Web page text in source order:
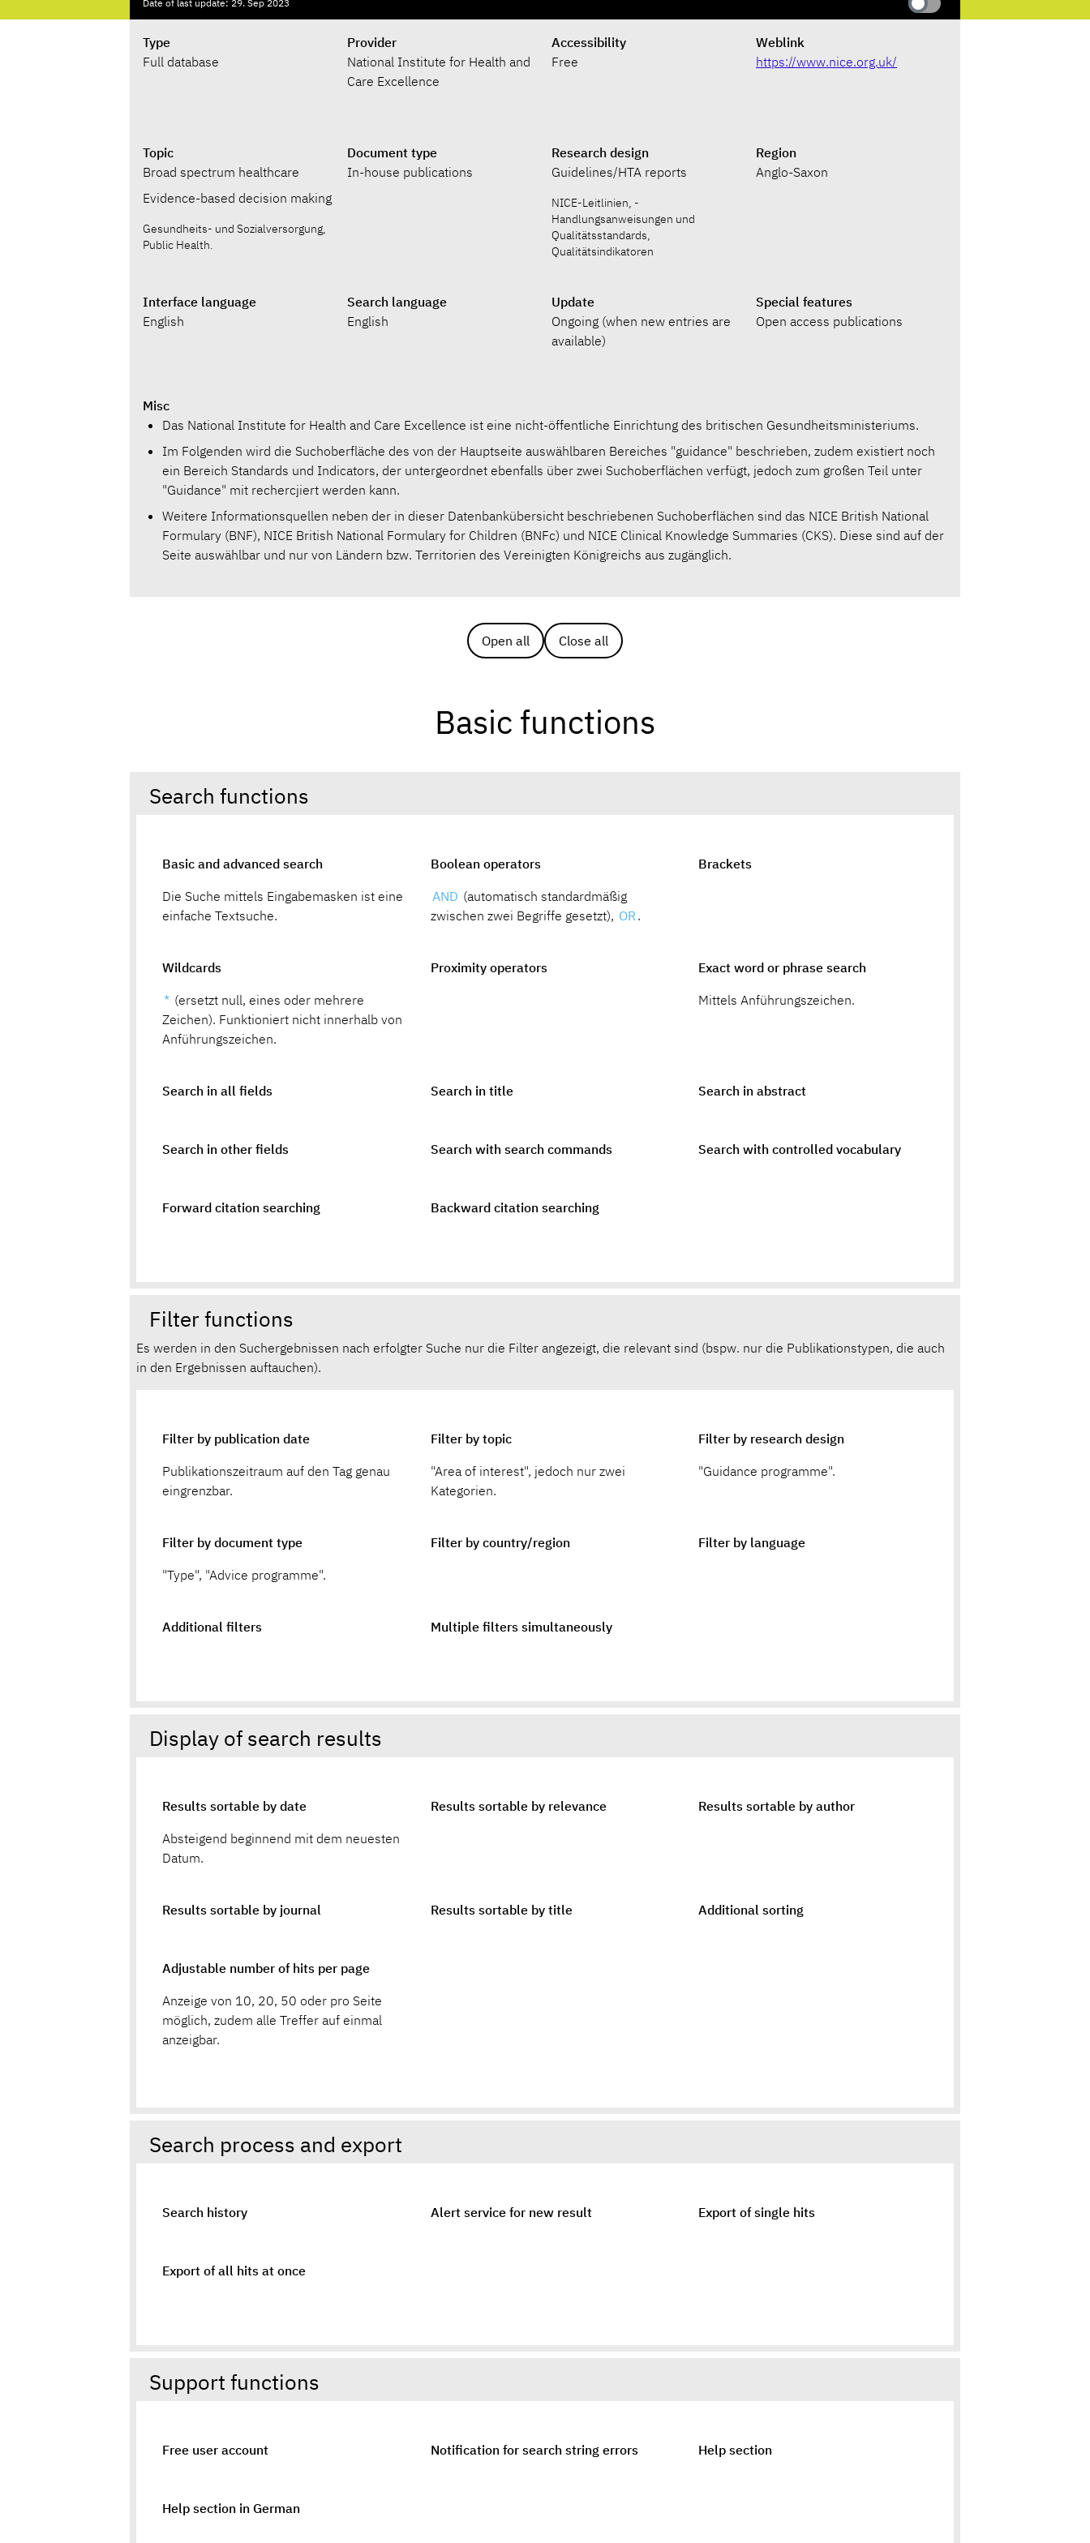
Date of last update: 29. Sep 2023
Type
Full database
Provider
National Institute for Health and
Care Excellence
Accessibility
Free
Weblink
https://www.nice.org.uk/
Topic
Broad spectrum healthcare
Evidence-based decision making
Gesundheits- und Sozialversorgung,
Public Health.
Document type
In-house publications
Research design
Guidelines/HTA reports
NICE-Leitlinien, -
Handlungsanweisungen und
Qualitätsstandards,
Qualitätsindikatoren
Region
Anglo-Saxon
Interface language
English
Search language
English
Update
Ongoing (when new entries are
available)
Special features
Open access publications
Misc
Das National Institute for Health and Care Excellence ist eine nicht-öffentliche Einrichtung des britischen Gesundheitsministeriums.
Im Folgenden wird die Suchoberfläche des von der Hauptseite auswählbaren Bereiches "guidance" beschrieben, zudem existiert noch
ein Bereich Standards und Indicators, der untergeordnet ebenfalls über zwei Suchoberflächen verfügt, jedoch zum großen Teil unter
"Guidance" mit rechercjiert werden kann.
Weitere Informationsquellen neben der in dieser Datenbankübersicht beschriebenen Suchoberflächen sind das NICE British National
Formulary (BNF), NICE British National Formulary for Children (BNFc) und NICE Clinical Knowledge Summaries (CKS). Diese sind auf der
Seite auswählbar und nur von Ländern bzw. Territorien des Vereinigten Königreichs aus zugänglich.
Open all Close all
Basic functions
Search functions
Basic and advanced search
Die Suche mittels Eingabemasken ist eine
einfache Textsuche.
Boolean operators
AND (automatisch standardmäßig
zwischen zwei Begriffe gesetzt), OR .
Brackets
Wildcards
* (ersetzt null, eines oder mehrere
Zeichen). Funktioniert nicht innerhalb von
Anführungszeichen.
Proximity operators
Exact word or phrase search
Mittels Anführungszeichen.
Search in all fields Search in title Search in abstract
Search in other fields Search with search commands Search with controlled vocabulary
Forward citation searching Backward citation searching
Filter functions
Es werden in den Suchergebnissen nach erfolgter Suche nur die Filter angezeigt, die relevant sind (bspw. nur die Publikationstypen, die auch
in den Ergebnissen auftauchen).
Filter by publication date
Publikationszeitraum auf den Tag genau
eingrenzbar.
Filter by topic
"Area of interest", jedoch nur zwei
Kategorien.
Filter by research design
"Guidance programme".
Filter by document type
"Type", "Advice programme".
Filter by country/region Filter by language
Additional filters Multiple filters simultaneously
Display of search results
Results sortable by date
Absteigend beginnend mit dem neuesten
Datum.
Results sortable by relevance Results sortable by author
Results sortable by journal Results sortable by title Additional sorting
Adjustable number of hits per page
Anzeige von 10, 20, 50 oder pro Seite
möglich, zudem alle Treffer auf einmal
anzeigbar.
Search process and export
Search history Alert service for new result Export of single hits
Export of all hits at once
Support functions
Free user account Notification for search string errors Help section
Help section in German